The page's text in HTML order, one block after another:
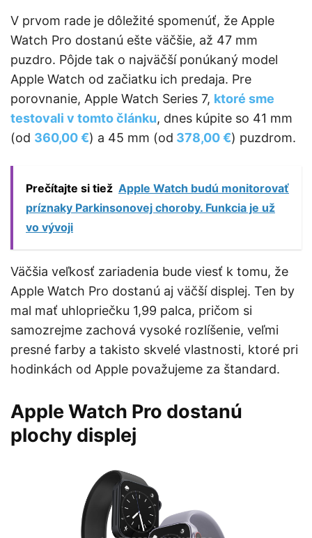
V prvom rade je dôležité spomenúť, že Apple
Watch Pro dostanú ešte väčšie, až 47 mm
puzdro. Pôjde tak o najväčší ponúkaný model
Apple Watch od začiatku ich predaja. Pre
porovnanie, Apple Watch Series 7, ktoré sme
testovali v tomto článku, dnes kúpite so 41 mm
(od 360,00 €) a 45 mm (od 378,00 €) puzdrom.
Prečítajte si tiež Apple Watch budú monitorovať
príznaky Parkinsonovej choroby. Funkcia je už
vo vývoji
Väčšia veľkosť zariadenia bude viesť k tomu, že
Apple Watch Pro dostanú aj väčší displej. Ten by
mal mať uhlopriečku 1,99 palca, pričom si
samozrejme zachová vysoké rozlíšenie, veľmi
presné farby a takisto skvelé vlastnosti, ktoré pri
hodinkách od Apple považujeme za štandard.
Apple Watch Pro dostanú
plochy displej